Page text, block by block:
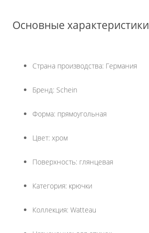
Основные характеристики
Страна производства: Германия
Бренд: Schein
Форма: прямоугольная
Цвет: хром
Поверхность: глянцевая
Категория: крючки
Коллекция: Watteau